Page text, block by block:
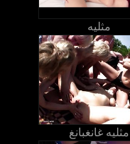
مثليه
مثليه غانغبانغ